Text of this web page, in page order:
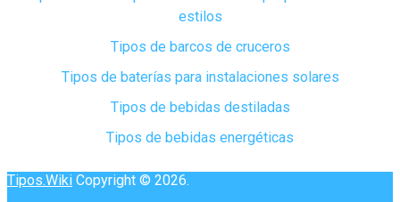
estilos
Tipos de barcos de cruceros
Tipos de baterías para instalaciones solares
Tipos de bebidas destiladas
Tipos de bebidas energéticas
Tipos.Wiki Copyright © 2026.